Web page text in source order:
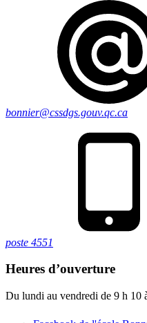
bonnier@cssdgs.gouv.qc.ca
poste 4551
Heures d’ouverture
Du lundi au vendredi de 9 h 10